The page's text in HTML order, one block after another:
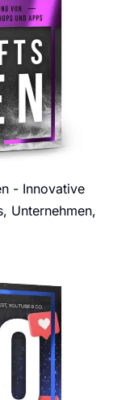
- Innovative
Unternehmen,